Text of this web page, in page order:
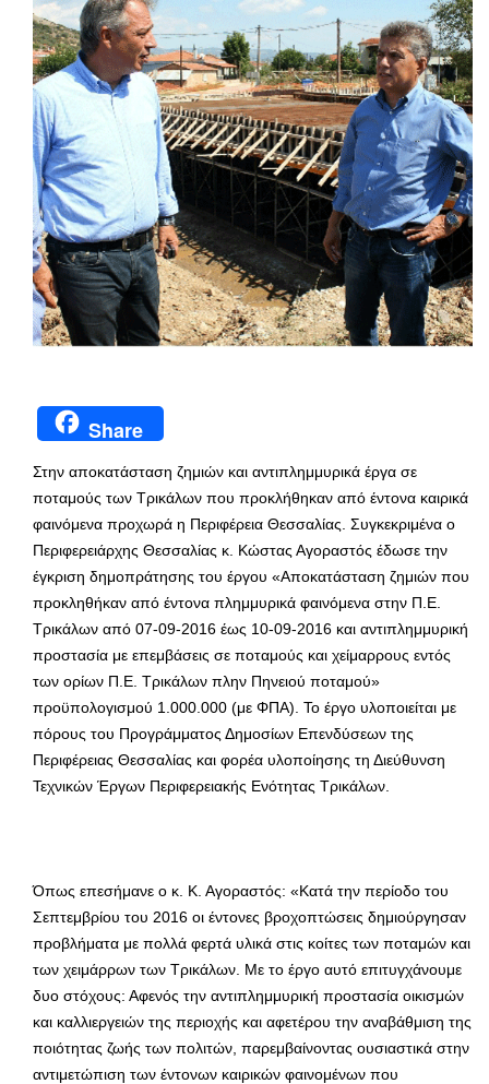
Share
Στην αποκατάσταση ζημιών και αντιπλημμυρικά έργα σε
ποταμούς των Τρικάλων που προκλήθηκαν από έντονα καιρικά
φαινόμενα προχωρά η Περιφέρεια Θεσσαλίας. Συγκεκριμένα ο
Περιφερειάρχης Θεσσαλίας κ. Κώστας Αγοραστός έδωσε την
έγκριση δημοπράτησης του έργου «Αποκατάσταση ζημιών που
προκληθήκαν από έντονα πλημμυρικά φαινόμενα στην Π.Ε.
Τρικάλων από 07-09-2016 έως 10-09-2016 και αντιπλημμυρική
προστασία με επεμβάσεις σε ποταμούς και χείμαρρους εντός
των ορίων Π.Ε. Τρικάλων πλην Πηνειού ποταμού»
προϋπολογισμού 1.000.000 (με ΦΠΑ). Το έργο υλοποιείται με
πόρους του Προγράμματος Δημοσίων Επενδύσεων της
Περιφέρειας Θεσσαλίας και φορέα υλοποίησης τη Διεύθυνση
Τεχνικών Έργων Περιφερειακής Ενότητας Τρικάλων.
Όπως επεσήμανε ο κ. Κ. Αγοραστός: «Κατά την περίοδο του
Σεπτεμβρίου του 2016 οι έντονες βροχοπτώσεις δημιούργησαν
προβλήματα με πολλά φερτά υλικά στις κοίτες των ποταμών και
των χειμάρρων των Τρικάλων. Με το έργο αυτό επιτυγχάνουμε
δυο στόχους: Αφενός την αντιπλημμυρική προστασία οικισμών
και καλλιεργειών της περιοχής και αφετέρου την αναβάθμιση της
ποιότητας ζωής των πολιτών, παρεμβαίνοντας ουσιαστικά στην
αντιμετώπιση των έντονων καιρικών φαινομένων που